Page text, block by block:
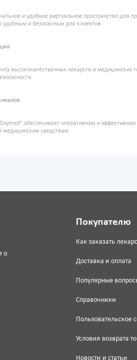
и удобное виртуальное пространство
удобным и безопасным для клиентов.
высококачественных лекарств и
обеспечивает оперативную и
медицинским средствам
о
Покупателю
Как заказать
Доставка и оплата
Популярные
Справочники
Пользовательское
Условия возврата
Новости и статьи